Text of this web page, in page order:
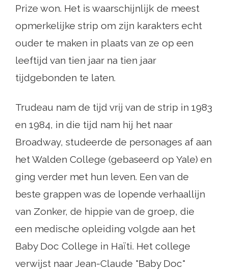
Prize won. Het is waarschijnlijk de meest
opmerkelijke strip om zijn karakters echt
ouder te maken in plaats van ze op een
leeftijd van tien jaar na tien jaar
tijdgebonden te laten.
Trudeau nam de tijd vrij van de strip in 1983
en 1984, in die tijd nam hij het naar
Broadway, studeerde de personages af aan
het Walden College (gebaseerd op Yale) en
ging verder met hun leven. Een van de
beste grappen was de lopende verhaallijn
van Zonker, de hippie van de groep, die
een medische opleiding volgde aan het
Baby Doc College in Haïti. Het college
verwijst naar Jean-Claude "Baby Doc"